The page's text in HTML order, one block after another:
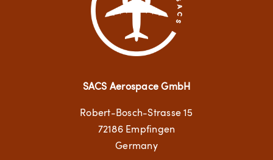
SACS Aerospace GmbH
Robert-Bosch-Strasse 15
72186 Empfingen
Germany